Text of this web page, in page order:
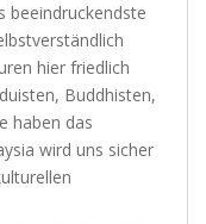
beeindruckendste
hier friedlich
Buddhisten,
haben das
wird uns sicher